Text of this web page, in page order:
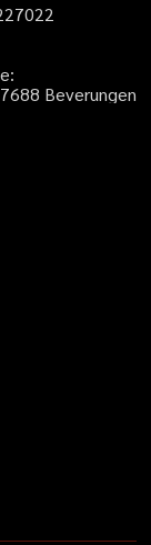
27022
e:
7688 Beverungen